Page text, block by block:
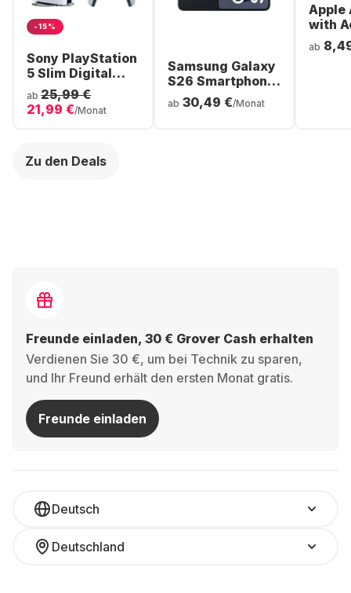
-15%
Sony PlayStation
5 Slim Digital
Console
ab 25,99 €
21,99 €/Monat
Samsung Galaxy
S26 Smartphone
- 256GB - Dual
SIM
ab 30,49 €/Monat
Apple
with
Noise
ab
Zu den Deals
Freunde einladen, 30 € Grover Cash erhalten
Verdienen Sie 30 €, um bei Technik zu sparen,
und Ihr Freund erhält den ersten Monat gratis.
Freunde einladen
Deutsch
Deutschland